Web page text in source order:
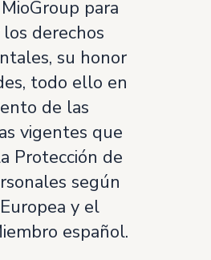
para
derechos
su honor
todo ello en
de las
vigentes que
Protección de
según
y el
español.